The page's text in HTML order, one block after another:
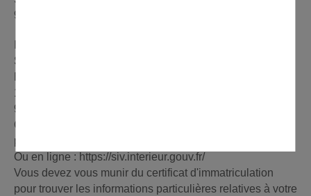
95010 Cergy-Pontoise
Sous-préfecture de Sarcelles
1 Boulevard François Mitterrand
95200 Sarcelles
Certificat de non gage : Préfecture de Cergy et Sous-
préfecture
Ou en ligne : https://siv.interieur.gouv.fr/
Vous devez vous munir du certificat d'immatriculation
pour trouver les informations particulières relatives à votre